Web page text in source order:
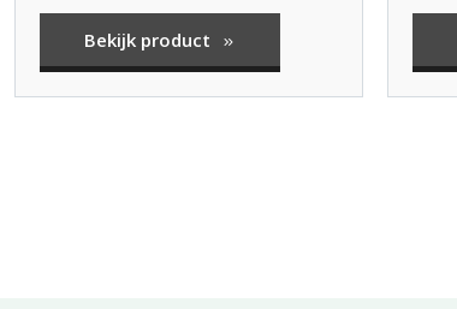
Bekijk product